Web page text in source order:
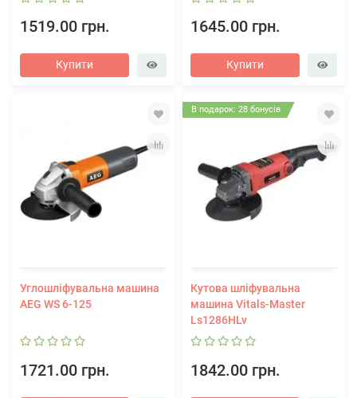
1519.00 грн.
Купити
1645.00 грн.
Купити
Углошліфувальна машина
AEG WS 6-125
1721.00 грн.
В подарок: 28 бонусів
Кутова шліфувальна
машина Vitals-Master
Ls1286HLv
1842.00 грн.